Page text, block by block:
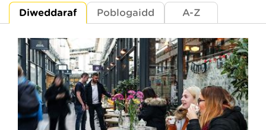
Diweddaraf Poblogaidd A-Z